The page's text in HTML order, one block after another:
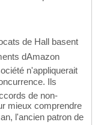
de Hall basent
dAmazon
n'appliquerait
Ils
de non-
mieux comprendre
l'ancien patron de